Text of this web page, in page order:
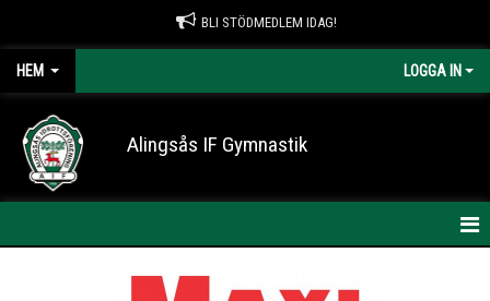
BLI STÖDMEDLEM IDAG!
HEM LOGGA IN
Alingsås IF Gymnastik